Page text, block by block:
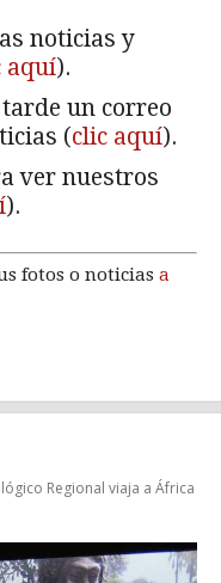
noticias y
aquí).
tarde un correo
(clic aquí).
ver nuestros
).
fotos o noticias a